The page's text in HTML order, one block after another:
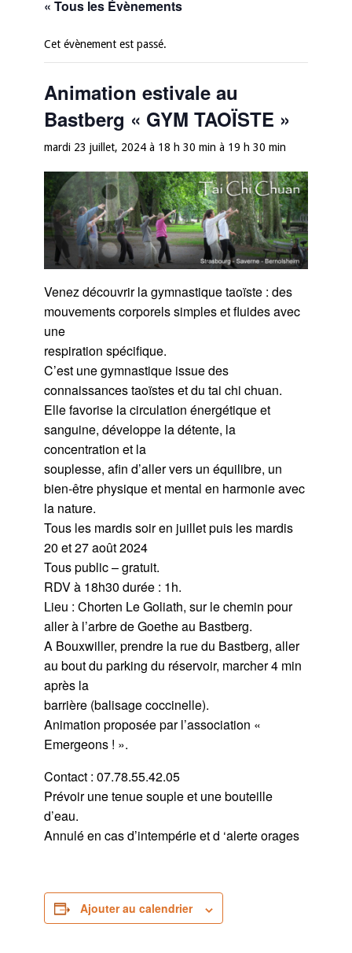
« Tous les Évènements
Cet évènement est passé.
Animation estivale au
Bastberg « GYM TAOÏSTE »
mardi 23 juillet, 2024 à 18 h 30 min à 19 h 30 min
Venez découvrir la gymnastique taoïste : des
mouvements corporels simples et fluides avec
une
respiration spécifique.
C’est une gymnastique issue des
connaissances taoïstes et du tai chi chuan.
Elle favorise la circulation énergétique et
sanguine, développe la détente, la
concentration et la
souplesse, afin d’aller vers un équilibre, un
bien-être physique et mental en harmonie avec
la nature.
Tous les mardis soir en juillet puis les mardis
20 et 27 août 2024
Tous public – gratuit.
RDV à 18h30 durée : 1h.
Lieu : Chorten Le Goliath, sur le chemin pour
aller à l’arbre de Goethe au Bastberg.
A Bouxwiller, prendre la rue du Bastberg, aller
au bout du parking du réservoir, marcher 4 min
après la
barrière (balisage coccinelle).
Animation proposée par l’association «
Emergeons ! ».
Contact : 07.78.55.42.05
Prévoir une tenue souple et une bouteille
d’eau.
Annulé en cas d’intempérie et d ‘alerte orages
Ajouter au calendrier